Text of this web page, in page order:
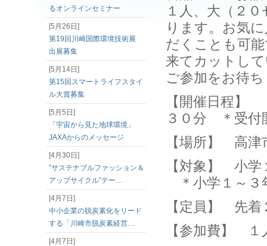
１人、大（２
ります。お気
だくことも可
来てカットし
ご参加をお待
【開催日程】
３０分 ＊受
【場所】 高
【対象】 小学
＊小学１～３
【定員】 先着
【参加費】
るオンラインセミナー
[5月26日]
第19回川崎国際環境技術展
出展募集
[5月14日]
第15回スマートライフスタイ
ル大賞募集
[5月5日]
「宇宙から見た地球環境」
JAXAからのメッセージ
[4月30日]
”サステナブルファッション＆
アップサイクル”テー…
[4月7日]
中小企業の脱炭素化をリード
する「川崎市脱炭素経営…
[4月7日]